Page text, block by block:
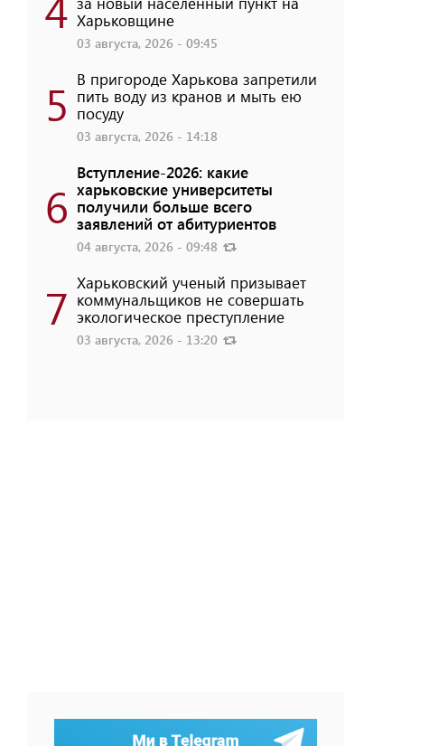
Харьковщине
03 августа, 2026 - 09:45
5 В пригороде Харькова запретили
пить воду из кранов и мыть ею
посуду
03 августа, 2026 - 14:18
6
Вступление-2026: какие
харьковские университеты
получили больше всего
заявлений от абитуриентов
04 августа, 2026 - 09:48
7 Харьковский ученый призывает
коммунальщиков не совершать
экологическое преступление
03 августа, 2026 - 13:20